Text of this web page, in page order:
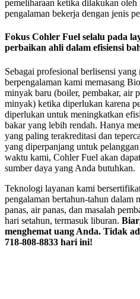
pemeliharaan ketika dilakukan
pengalaman bekerja dengan jenis
Fokus Cohler Fuel selalu pada
perbaikan ahli dalam efisiensi
Sebagai profesional berlisensi
berpengalaman kami memasang
minyak baru (boiler, pembakar, air
minyak) ketika diperlukan karena
diperlukan untuk meningkatkan
bakar yang lebih rendah. Hanya
yang paling terakreditasi dan
yang diperpanjang untuk
waktu kami, Cohler Fuel akan
sumber daya yang Anda butuhkan.
Teknologi layanan kami
pengalaman bertahun-tahun dalam
panas, air panas, dan masalah
hari setahun, termasuk liburan.
menghemat uang Anda. Tidak
718-808-8833 hari ini!